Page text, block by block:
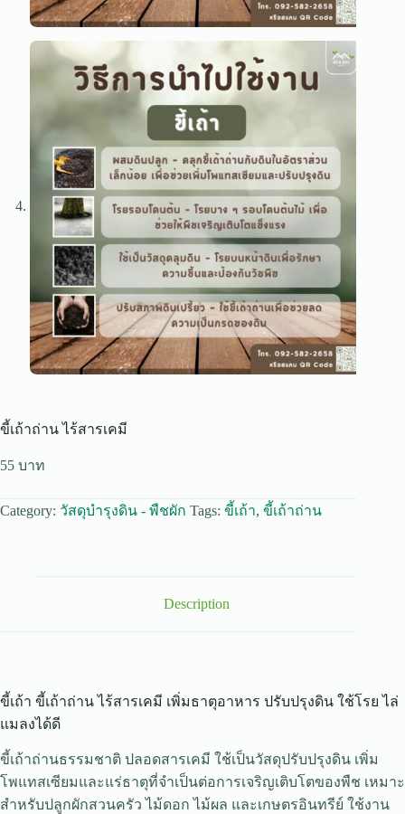
ขี้เถ้าถ่าน ไร้สารเคมี
55
Category: วัสดุบำรุงดิน - พืชผัก Tags: ขี้เถ้า, ขี้เถ้าถ่าน
Description
ขี้เถ้า ขี้เถ้าถ่าน ไร้สารเคมี เพิ่มธาตุอาหาร ปรับปรุงดิน ใช้โรย ไล่
แมลงได้ดี
ขี้เถ้าถ่านธรรมชาติ ปลอดสารเคมี ใช้เป็นวัสดุปรับปรุงดิน เพิ่ม
โพแทสเซียมและแร่ธาตุที่จำเป็นต่อการเจริญเติบโตของพืช เหมาะ
สำหรับปลูกผักสวนครัว ไม้ดอก ไม้ผล และเกษตรอินทรีย์ ใช้งาน